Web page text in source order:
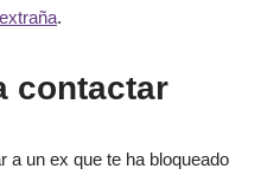
.
contactar
a un ex que te ha bloqueado